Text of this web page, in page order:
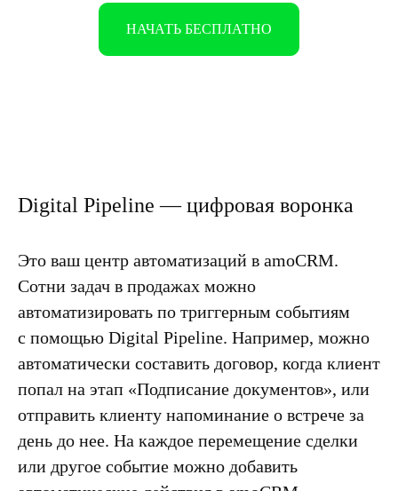
НАЧАТЬ БЕСПЛАТНО
Digital Pipeline — цифровая воронка
Это ваш центр автоматизаций в amoCRM.
Сотни задач в продажах можно
автоматизировать по триггерным событиям
с помощью Digital Pipeline. Например, можно
автоматически составить договор, когда клиент
попал на этап «Подписание документов»‎, или
отправить клиенту напоминание о встрече за
день до нее. На каждое перемещение сделки
или другое событие можно добавить